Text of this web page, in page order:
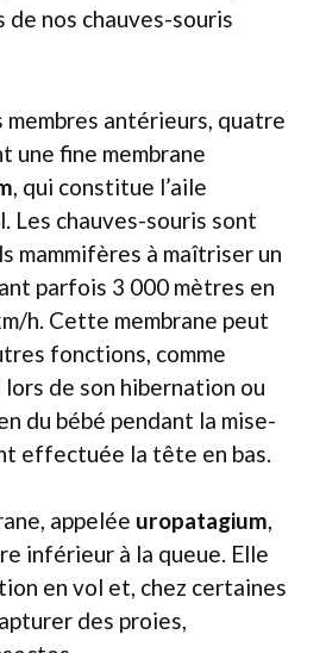
de nos chauves-souris
membres antérieurs, quatre
une fine membrane
, qui constitue l’aile
Les chauves-souris sont
mammifères à maîtriser un
parfois 3 000 mètres en
h. Cette membrane peut
fonctions, comme
lors de son hibernation ou
du bébé pendant la mise-
effectuée la tête en bas.
appelée uropatagium,
inférieur à la queue. Elle
en vol et, chez certaines
des proies,